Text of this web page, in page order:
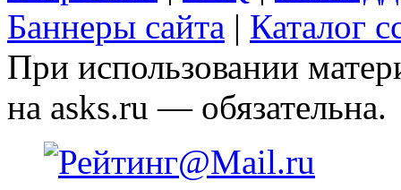
Баннеры сайта | Каталог
При использовании
на asks.ru — обязательна.